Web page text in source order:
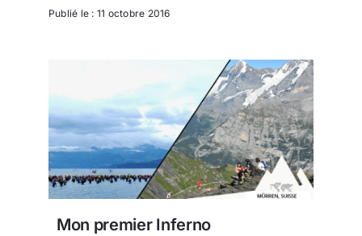
Publié le : 11 octobre 2016
Mon premier Inferno